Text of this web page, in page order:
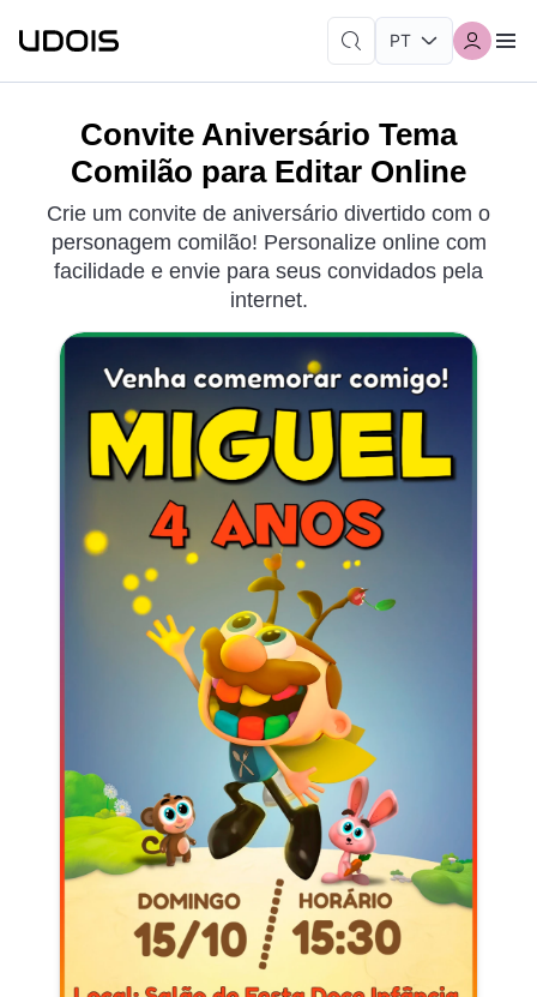
Convite Aniversário Tema
Comilão para Editar Online
Crie um convite de aniversário divertido com o
personagem comilão! Personalize online com
facilidade e envie para seus convidados pela
internet.